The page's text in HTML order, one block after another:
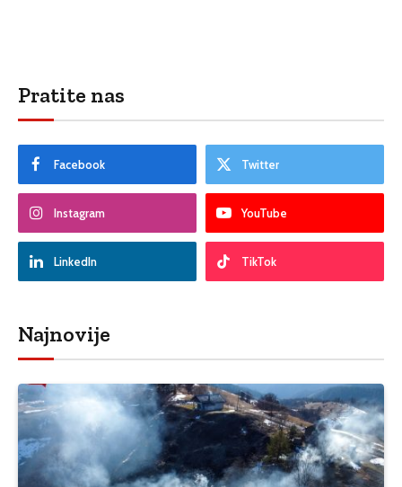
Pratite nas
Facebook Twitter
Instagram YouTube
LinkedIn TikTok
Najnovije